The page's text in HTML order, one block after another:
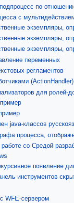
по
с
экземпляры,
экземпляры,
экземпляры,
переменных
регламентов
(ActionHandler)
для ролей-
java-классов
процесса,
со Средой
появление
инструментов
WFE-сервером